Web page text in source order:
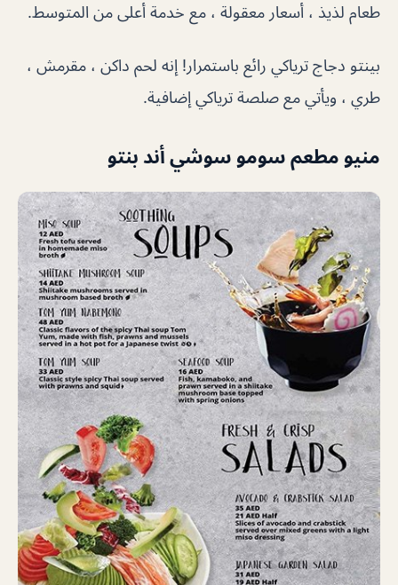
طعام لذيذ ، أسعار معقولة ، مع خدمة أعلى من المتوسط.
بينتو دجاج ترياكي رائع باستمرار! إنه لحم داكن ، مقرمش ،
طري ، ويأتي مع صلصة ترياكي إضافية.
منيو مطعم سومو سوشي أند بنتو